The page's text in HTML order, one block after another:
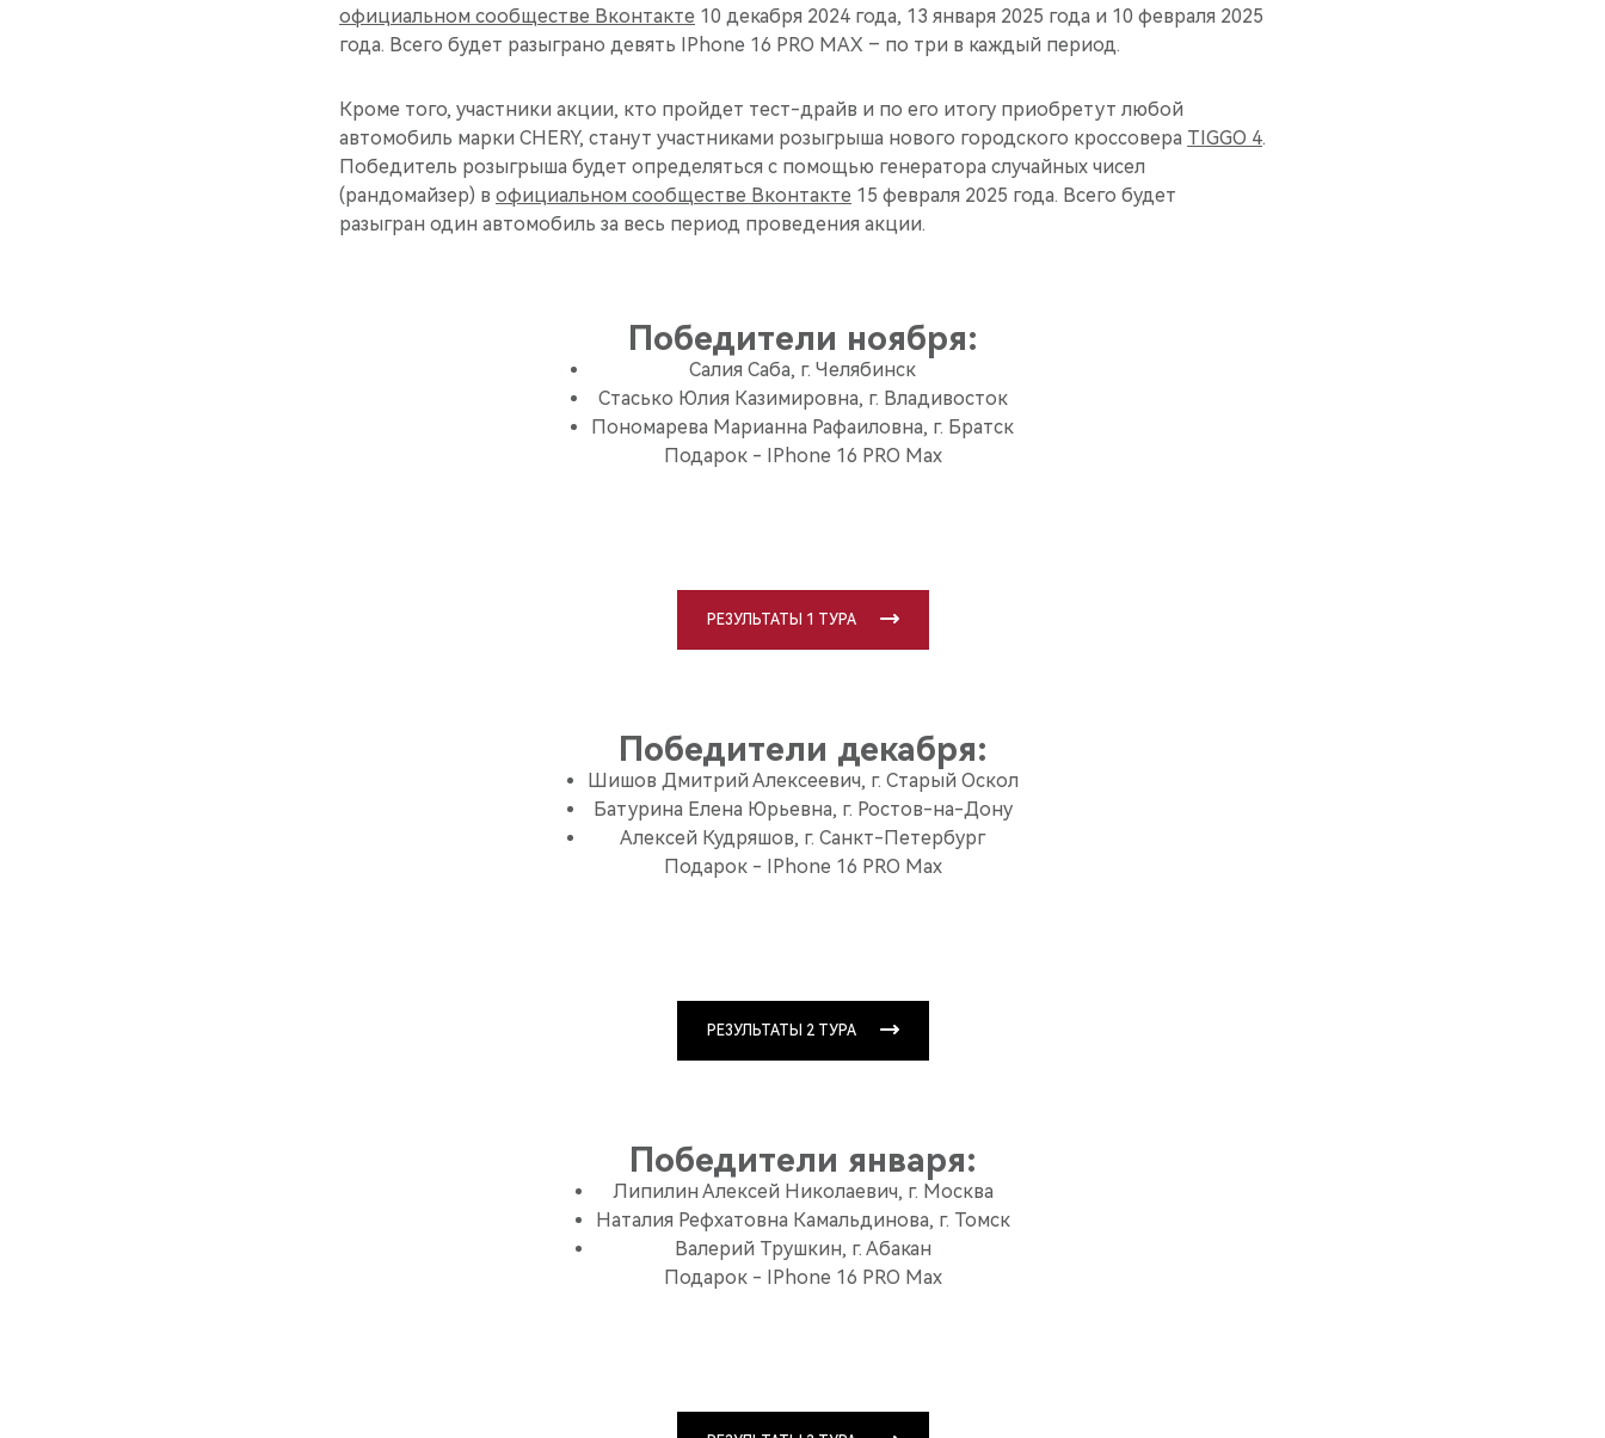
официальном сообществе Вконтакте 10 декабря 2024 года, 13 января 2025 года и 10 февраля 2025
года. Всего будет разыграно девять IPhone 16 PRO MAX – по три в каждый период.
Кроме того, участники акции, кто пройдет тест-драйв и по его итогу приобретут любой
автомобиль марки CHERY, станут участниками розыгрыша нового городского кроссовера TIGGO 4.
Победитель розыгрыша будет определяться с помощью генератора случайных чисел
(рандомайзер) в официальном сообществе Вконтакте 15 февраля 2025 года. Всего будет
разыгран один автомобиль за весь период проведения акции.
Победители ноября:
Салия Саба, г. Челябинск
Стасько Юлия Казимировна, г. Владивосток
Пономарева Марианна Рафаиловна, г. Братск
Подарок - IPhone 16 PRO Max
РЕЗУЛЬТАТЫ 1 ТУРА
Победители декабря:
Шишов Дмитрий Алексеевич, г. Старый Оскол
Батурина Елена Юрьевна, г. Ростов-на-Дону
Алексей Кудряшов, г. Санкт-Петербург
Подарок - IPhone 16 PRO Max
РЕЗУЛЬТАТЫ 2 ТУРА
Победители января:
Липилин Алексей Николаевич, г. Москва
Наталия Рефхатовна Камальдинова, г. Томск
Валерий Трушкин, г. Абакан
Подарок - IPhone 16 PRO Max